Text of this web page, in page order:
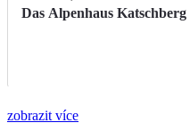
Das Alpenhaus Katschberg
zobrazit více